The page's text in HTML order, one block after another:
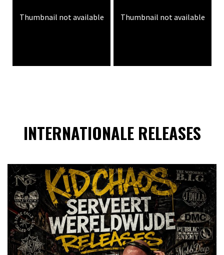
Thumbnail not available Thumbnail not available
INTERNATIONALE RELEASES